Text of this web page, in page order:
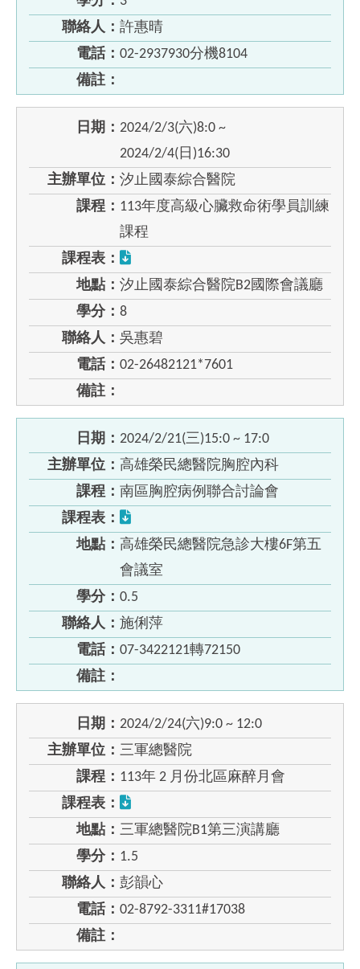
聯絡人： 許惠晴
電話： 02-2937930分機8104
備註：
日期： 2024/2/3(六)8:0 ~
2024/2/4(日)16:30
主辦單位： 汐止國泰綜合醫院
課程： 113年度高級心臟救命術學員訓練
課程
課程表：
地點： 汐止國泰綜合醫院B2國際會議廳
學分： 8
聯絡人： 吳惠碧
電話： 02-26482121*7601
備註：
日期： 2024/2/21(三)15:0 ~ 17:0
主辦單位： 高雄榮民總醫院胸腔內科
課程： 南區胸腔病例聯合討論會
課程表：
地點： 高雄榮民總醫院急診大樓6F第五
會議室
學分： 0.5
聯絡人： 施俐萍
電話： 07-3422121轉72150
備註：
日期： 2024/2/24(六)9:0 ~ 12:0
主辦單位： 三軍總醫院
課程： 113年 2 月份北區麻醉月會
課程表：
地點： 三軍總醫院B1第三演講廳
學分： 1.5
聯絡人： 彭韻心
電話： 02-8792-3311#17038
備註：